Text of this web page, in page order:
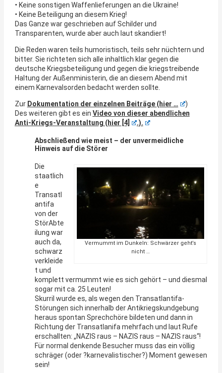
• Keine sonstigen Waffenlieferungen an die Ukraine!
• Keine Beteiligung an diesem Krieg!
Das Ganze war geschrieben auf Schilder und
Transparenten, wurde aber auch laut skandiert!
Die Reden waren teils humoristisch, teils sehr nüchtern und
bitter. Sie richteten sich alle inhaltlich klar gegen die
deutsche Kriegsbeteiligung und gegen die kriegstreibende
Haltung der Außenministerin, die an diesem Abend mit
einem Karnevalsorden bedacht werden sollte.
Zur Dokumentation der einzelnen Beiträge (hier …
)
Des weiteren gibt es ein Video von dieser abendlichen
Anti-Kriegs-Veranstaltung (hier [4]
.).
Abschließend wie meist – der unvermeidliche
Hinweis auf die Störer
Vermummt im Dunkeln: Schwärzer geht’s
nicht …
Die
staatlich
e
Transatl
antifa
von der
StörAbte
ilung war
auch da,
schwarz
verkleide
t und
komplett vermummt wie es sich gehört – und diesmal
sogar mit ca. 25 Leuten!
Skurril wurde es, als wegen den Transatlantifa-
Störungen sich innerhalb der Antikriegskundgebung
heraus spontan Sprechchöre bildeten und dann in
Richtung der Transatlanifa mehrfach und laut Rufe
erschallten: „NAZIS raus – NAZIS raus – NAZIS raus“!
Für normal denkende Besucher muss das ein völlig
schräger (oder ?karnevalistischer?) Moment gewesen
sein!